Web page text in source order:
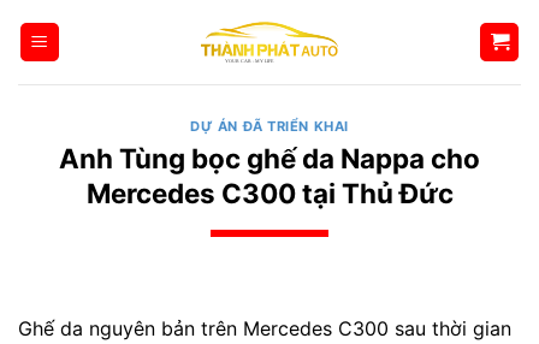
qua
DỰ ÁN ĐÃ TRIỂN KHAI
Anh Tùng bọc ghế da Nappa cho
Mercedes C300 tại Thủ Đức
Ghế da nguyên bản trên Mercedes C300 sau thời gian